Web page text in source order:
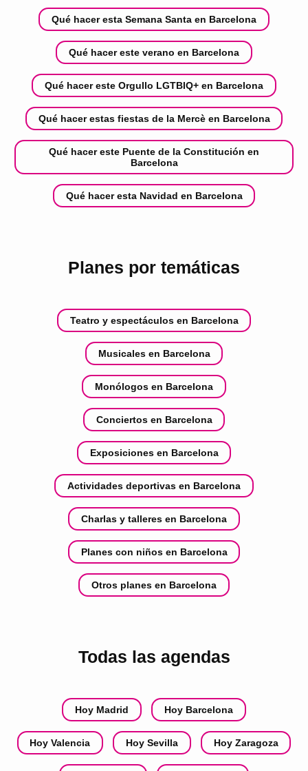
Qué hacer esta Semana Santa en Barcelona
Qué hacer este verano en Barcelona
Qué hacer este Orgullo LGTBIQ+ en Barcelona
Qué hacer estas fiestas de la Mercè en Barcelona
Qué hacer este Puente de la Constitución en
Barcelona
Qué hacer esta Navidad en Barcelona
Planes por temáticas
Teatro y espectáculos en Barcelona
Musicales en Barcelona
Monólogos en Barcelona
Conciertos en Barcelona
Exposiciones en Barcelona
Actividades deportivas en Barcelona
Charlas y talleres en Barcelona
Planes con niños en Barcelona
Otros planes en Barcelona
Todas las agendas
Hoy Madrid Hoy Barcelona
Hoy Valencia Hoy Sevilla Hoy Zaragoza